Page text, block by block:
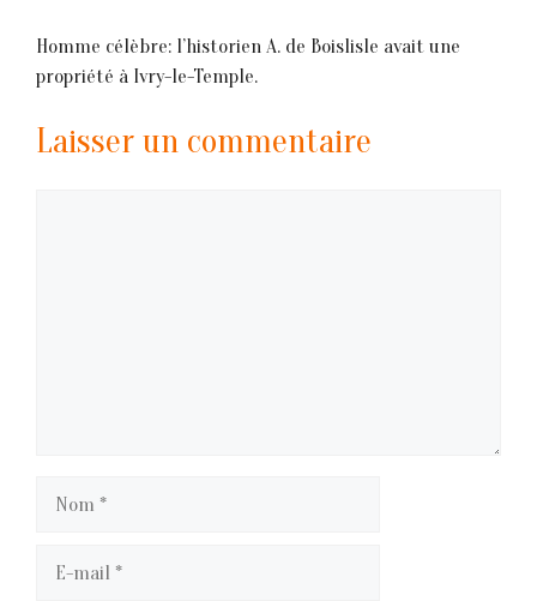
Homme célèbre: l’historien A. de Boislisle avait une
propriété à Ivry-le-Temple.
Laisser un commentaire